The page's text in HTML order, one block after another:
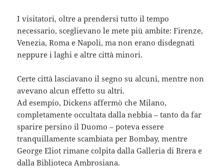
I visitatori, oltre a prendersi tutto il tempo
necessario, sceglievano le mete più ambite: Firenze,
Venezia, Roma e Napoli, ma non erano disdegnati
neppure i laghi e altre città minori.
Certe città lasciavano il segno su alcuni, mentre non
avevano alcun effetto su altri.
Ad esempio, Dickens affermò che Milano,
completamente occultata dalla nebbia – tanto da far
sparire persino il Duomo – poteva essere
tranquillamente scambiata per Bombay, mentre
George Eliot rimane colpita dalla Galleria di Brera e
dalla Biblioteca Ambrosiana.